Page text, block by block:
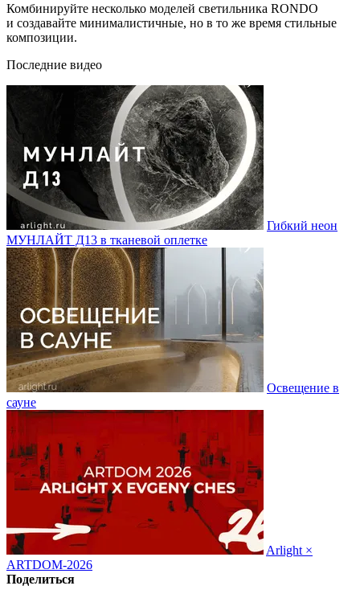
Комбинируйте несколько моделей светильника RONDO
и создавайте минималистичные, но в то же время стильные
композиции.
Последние видео
Гибкий неон
МУНЛАЙТ Д13 в тканевой оплетке
Освещение в
сауне
Arlight ×
ARTDOM-2026
Поделиться